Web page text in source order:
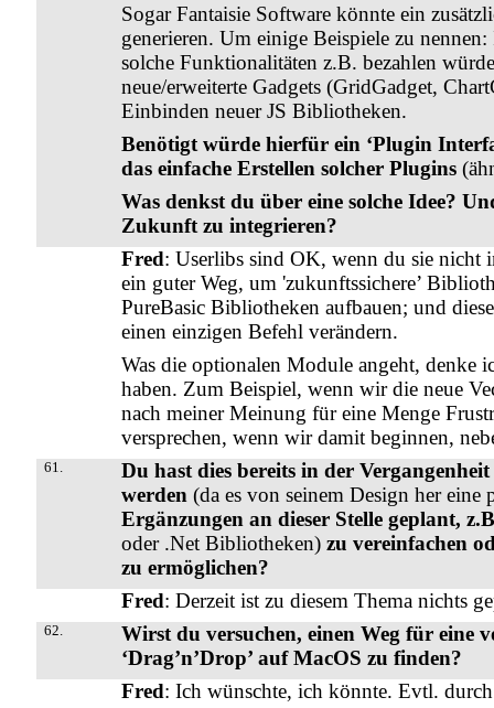
Sogar Fantaisie Software könnte ein
generieren. Um einige Beispiele zu
solche Funktionalitäten z.B. bezahlen
neue/erweiterte Gadgets (GridGadget,
Einbinden neuer JS Bibliotheken.
Benötigt würde hierfür ein ‘Plugin
das einfache Erstellen solcher Plugins
Was denkst du über eine solche Idee?
Zukunft zu integrieren?
Fred: Userlibs sind OK, wenn du sie nicht
ein guter Weg, um 'zukunftssichere’
PureBasic Bibliotheken aufbauen; und
einen einzigen Befehl verändern.
Was die optionalen Module angeht, denke
haben. Zum Beispiel, wenn wir die neue
nach meiner Meinung für eine Menge
versprechen, wenn wir damit beginnen,
61.
Du hast dies bereits in der
werden (da es von seinem Design her eine
Ergänzungen an dieser Stelle geplant,
oder .Net Bibliotheken)zu vereinfachen
zu ermöglichen?
Fred: Derzeit ist zu diesem Thema nichts
62.
Wirst du versuchen, einen Weg für eine
‘Drag’n’Drop’ auf MacOS zu finden?
Fred: Ich wünschte, ich könnte. Evtl.